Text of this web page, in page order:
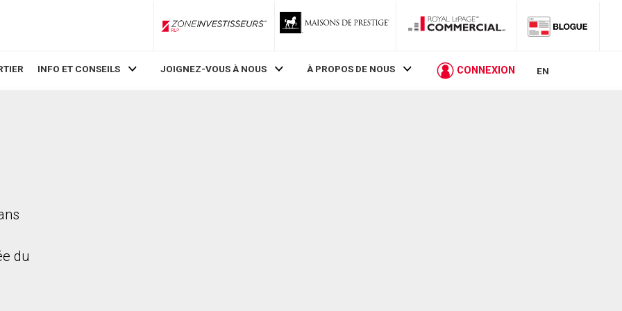
ZoneInvestisseurs RLP
INFO ET CONSEILS JOIGNEZ-VOUS À NOUS À PROPOS DE NOUS CONNEXION EN
du